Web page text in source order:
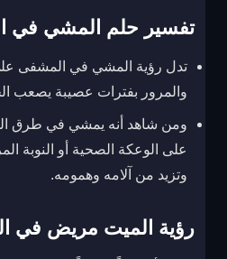
تفسير حلم المشي في
تدل رؤية المشي في المشفى على
والمرور بفترات عصيبة يصعب
ومن شاهد أنه يمشي في طرق
على الوعكة الصحية أو النوبة
وتزيد من آلامه وهمومه.
رؤية الميت مريض في